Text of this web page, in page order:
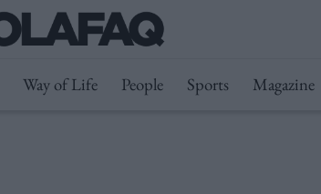
Way of Life People Sports Magazine